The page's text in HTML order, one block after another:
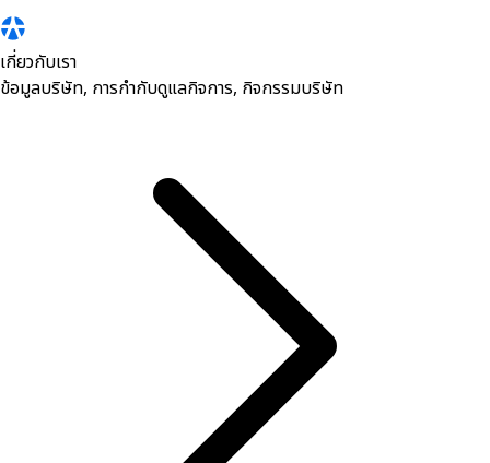
เกี่ยวกับเรา
ข้อมูลบริษัท, การกำกับดูแลกิจการ, กิจกรรมบริษัท